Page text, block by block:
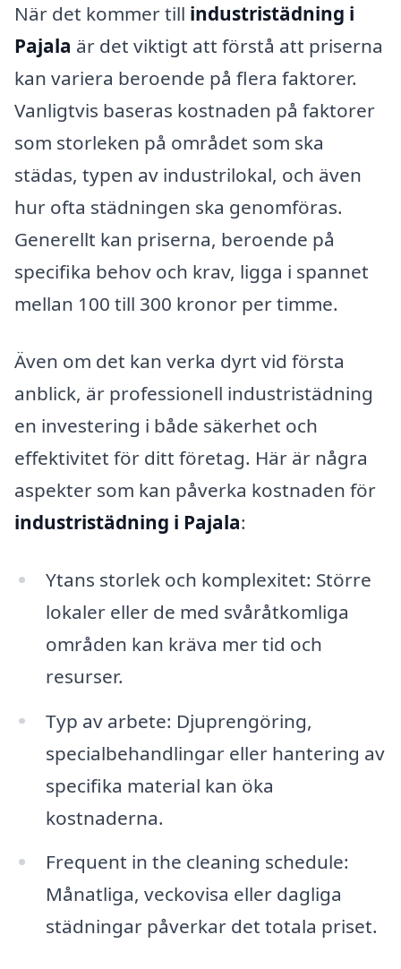
När det kommer till industristädning i
Pajala är det viktigt att förstå att priserna
kan variera beroende på flera faktorer.
Vanligtvis baseras kostnaden på faktorer
som storleken på området som ska
städas, typen av industrilokal, och även
hur ofta städningen ska genomföras.
Generellt kan priserna, beroende på
specifika behov och krav, ligga i spannet
mellan 100 till 300 kronor per timme.
Även om det kan verka dyrt vid första
anblick, är professionell industristädning
en investering i både säkerhet och
effektivitet för ditt företag. Här är några
aspekter som kan påverka kostnaden för
industristädning i Pajala:
Ytans storlek och komplexitet: Större
lokaler eller de med svåråtkomliga
områden kan kräva mer tid och
resurser.
Typ av arbete: Djuprengöring,
specialbehandlingar eller hantering av
specifika material kan öka
kostnaderna.
Frequent in the cleaning schedule:
Månatliga, veckovisa eller dagliga
städningar påverkar det totala priset.